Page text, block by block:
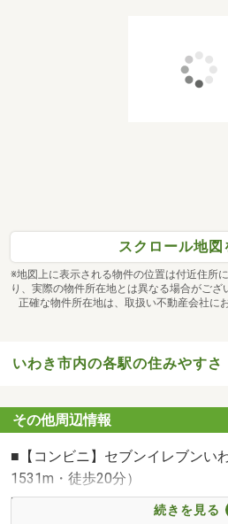
・写真撮影(スマホ・カメラ)OK
ご自宅での検討用としてご活用
【資料請求(無料)】 【電話
【ネットで見学予約】 から
ご希望の日にち・時間帯の指定が
◆ 初めての住宅購入の方
「何から始めたらいいかわからな
そんなお客様にも経験豊富なスタ
にご案内いたします
お探しのご条件やご不安点など、
ださい
住宅ローンに不安がある方も是非
スクロール地図
※地図上に表示される物件の位置は付近住所
り、実際の物件所在地とは異なる場合がござ
正確な物件所在地は、取扱い不動産会社に
いわき市内の各駅の住みやすさ
その他周辺情報
■【コンビニ】セブンイレブンい
1531m・徒歩20分）
■【中学校】いわき市立江名中学
続きを見る